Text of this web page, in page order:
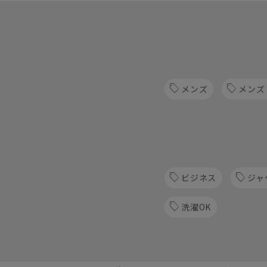
メンズ メン
ビジネス ジャ
洗濯OK